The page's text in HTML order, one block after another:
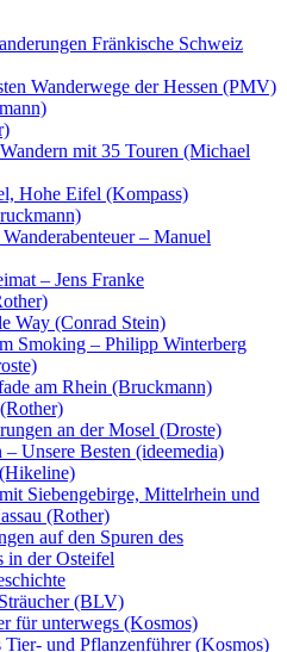
Fränkische Schweiz
Wanderwege der Hessen (PMV)
mit 35 Touren (Michael
Hohe Eifel (Kompass)
– Manuel
– Jens Franke
Way (Conrad Stein)
Smoking – Philipp Winterberg
am Rhein (Bruckmann)
an der Mosel (Droste)
– Unsere Besten (ideemedia)
Siebengebirge, Mittelrhein und
(Rother)
auf den Spuren des
in der Osteifel
(BLV)
für unterwegs (Kosmos)
und Pflanzenführer (Kosmos)